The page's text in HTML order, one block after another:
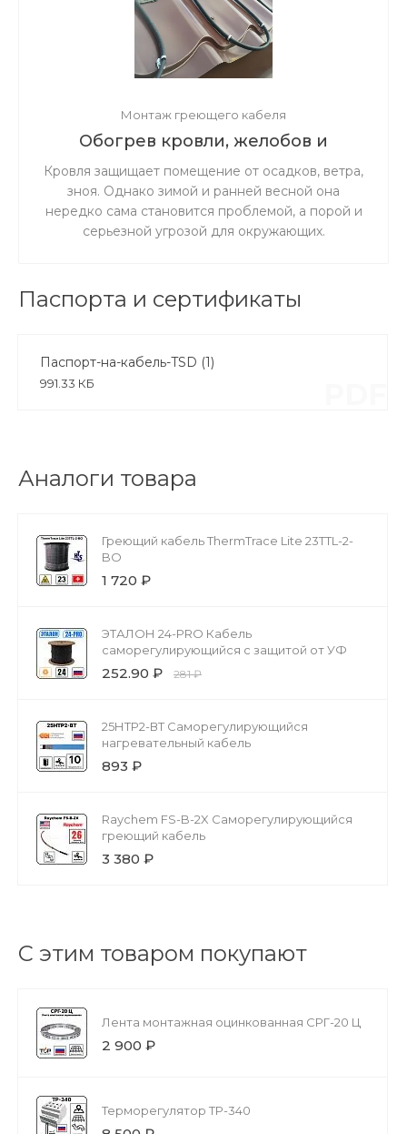
Монтаж греющего кабеля
Обогрев кровли, желобов и
водостоков
Кровля защищает помещение от осадков, ветра,
зноя. Однако зимой и ранней весной она
нередко сама становится проблемой, а порой и
серьезной угрозой для окружающих.
припаркованные внизу машины. Они же
являются главной причиной деформации и
талой воды, в результате кровля может начать
Паспорта и сертификаты
Паспорт-на-кабель-TSD (1)
991.33 КБ
Аналоги товара
Греющий кабель ThermTrace Lite 23TTL-2-
BO
1 720 ₽
ЭТАЛОН 24-PRO Кабель
саморегулирующийся с защитой от УФ
252.90 ₽ 281 ₽
25НТР2-ВТ Саморегулирующийся
нагревательный кабель
893 ₽
Raychem FS-B-2X Саморегулирующийся
греющий кабель
3 380 ₽
С этим товаром покупают
Лента монтажная оцинкованная СРГ-20 Ц
2 900 ₽
Терморегулятор ТР-340